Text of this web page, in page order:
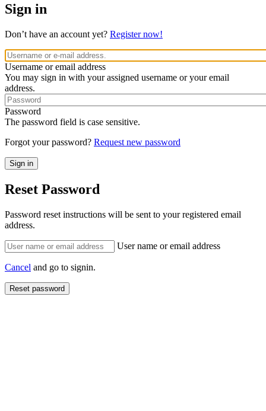
Sign in
Don’t have an account yet? Register now!
Username or email address
You may sign in with your assigned username or your email
address.
Password
The password field is case sensitive.
Forgot your password? Request new password
Reset Password
Password reset instructions will be sent to your registered email
address.
User name or email address
Cancel and go to signin.
Reset password